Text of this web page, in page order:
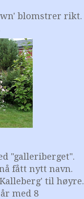
blomstrer rikt.
"galleriberget".
fått nytt navn.
til høyre.
med 8